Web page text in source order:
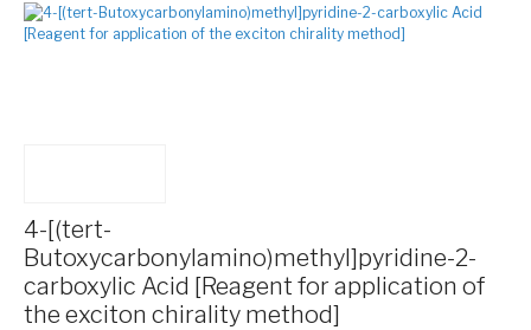
4-[(tert-
Butoxycarbonylamino)methyl]pyridine-2-
carboxylic Acid [Reagent for application of
the exciton chirality method]